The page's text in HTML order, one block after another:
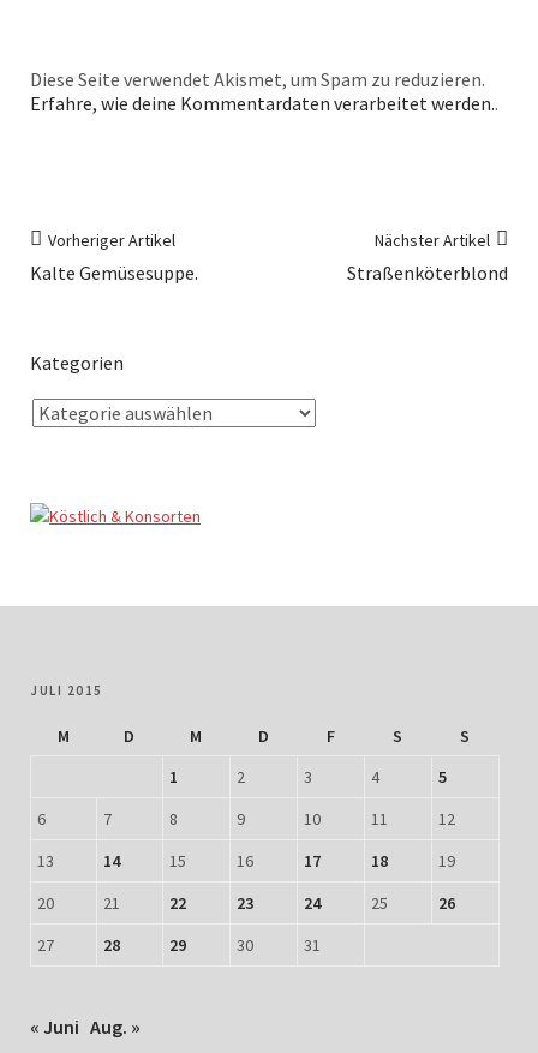
Diese Seite verwendet Akismet, um Spam zu reduzieren.
Erfahre, wie deine Kommentardaten verarbeitet werden..
Vorheriger Artikel
Kalte Gemüsesuppe.
Nächster Artikel
Straßenköterblond
Kategorien
JULI 2015
M D M D F S
S
1
2 3 4
5
6
7 8 9 10 11
12
13
14 15 16 17 18
19
20
21 22 23 24 25
26
27
28 29 30 31
« Juni Aug. »